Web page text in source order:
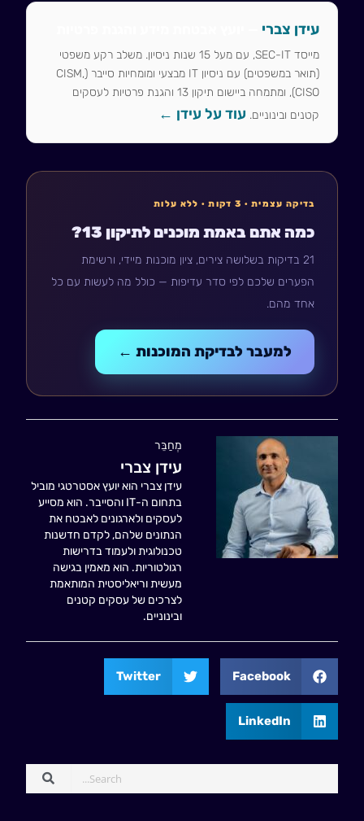
עידן צברי
מייסד SEC-IT, עם מעל 15 שנות ניסיון. משלב רקע משפטי
(תואר במשפטים) עם ניסיון IT מבצעי ומומחיות סייבר (CISM,
CISO), ומתמחה ביישום תיקון 13 והגנת פרטיות לעסקים
קטנים ובינוניים. עוד על עידן ←
בדיקה עצמית · 3 דקות · ללא עלות
כמה אתם באמת מוכנים לתיקון 13?
21 בדיקות בשלושה צירים, ציון מוכנות מיידי, ורשימת
הפערים שלכם לפי סדר עדיפות — כולל מה לעשות עם כל
אחד מהם.
למעבר לבדיקת המוכנות ←
מְחַבֵּר
עידן צברי
עידן צברי הוא יועץ אסטרטגי מוביל
בתחום ה-IT והסייבר. הוא מסייע
לעסקים ולארגונים לאבטח את
הנתונים שלהם, לקדם חדשנות
טכנולוגית ולעמוד בדרישות
רגולטוריות. הוא מאמין בגישה
מעשית וריאליסטית המותאמת
לצרכים של עסקים קטנים
ובינוניים.
Facebook
Twitter
LinkedIn